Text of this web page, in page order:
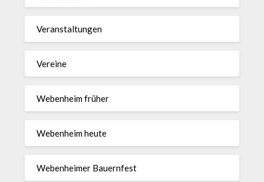
Veranstaltungen
Vereine
Webenheim früher
Webenheim heute
Webenheimer Bauernfest